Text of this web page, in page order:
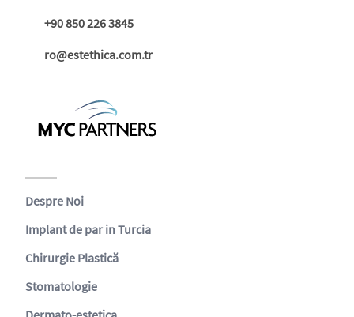
+90 850 226 3845
ro@estethica.com.tr
Despre Noi
Implant de par in Turcia
Chirurgie Plastică
Stomatologie